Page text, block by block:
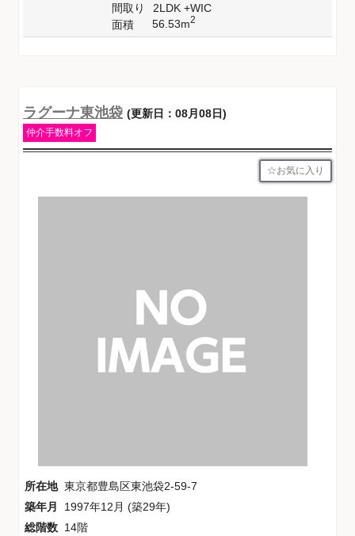
間取り
2LDK +WIC
面積
56.53m2
ラグーナ東池袋 (更新日：08月08日)
仲介手数料オフ
お気に入り
所在地 東京都豊島区東池袋2-59-7
築年月
1997年12月 (築29年)
総階数 14階